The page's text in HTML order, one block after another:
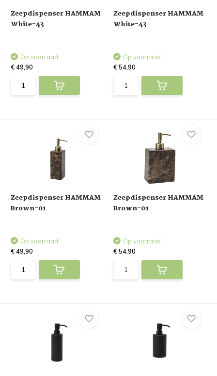
Zeepdispenser HAMMAM
White-43
Op voorraad
€ 49,90
Zeepdispenser HAMMAM
White-43
Op voorraad
€ 54,90
Zeepdispenser HAMMAM
Brown-01
Op voorraad
€ 49,90
Zeepdispenser HAMMAM
Brown-01
Op voorraad
€ 54,90